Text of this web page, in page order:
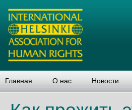
Главная О нас Новости